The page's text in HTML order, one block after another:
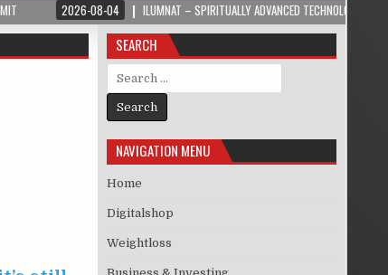
08-04 ILUMNAT – SPIRITUALLY ADVANCED TECHNOLOGY 2026-08-04
SEARCH
Search for:
NAVIGATION MENU
Home
Digitalshop
Weightloss